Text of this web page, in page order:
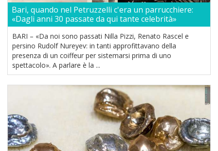
Bari, quando nel Petruzzelli c'era un parrucchiere:
«Dagli anni 30 passate da qui tante celebrità»
BARI – «Da noi sono passati Nilla Pizzi, Renato Rascel e
persino Rudolf Nureyev: in tanti approfittavano della
presenza di un coiffeur per sistemarsi prima di uno
spettacolo». A parlare è la ...